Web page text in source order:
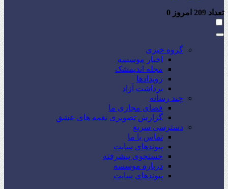
تعداد امروز 0
گروه خبری
اخبار موسسه
مجله اندیمشک
رویدادها
برداشت آزاد
چند رسانه
فضای مجازی ما
گزارش تصویری نغمه های عشق
دسترسی سریع
تماس با ما
پیوندهای سایت
جستجوی پیشرفته
درباره موسسه
پیوندهای سایت